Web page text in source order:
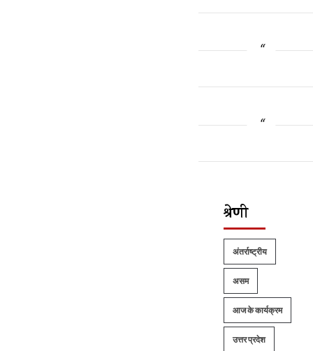
श्रेणी
अंतर्राष्ट्रीय
असम
आज के कार्यक्रम
उत्तर प्रदेश